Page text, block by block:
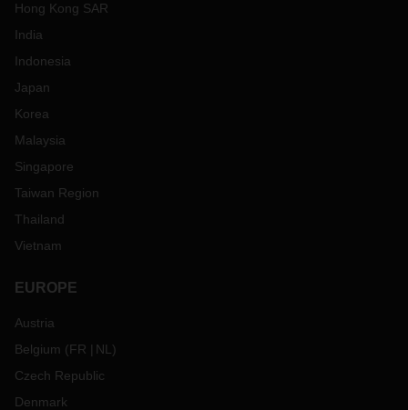
Hong Kong SAR
India
Indonesia
Japan
Korea
Malaysia
Singapore
Taiwan Region
Thailand
Vietnam
EUROPE
Austria
Belgium (FR NL )
Czech Republic
Denmark